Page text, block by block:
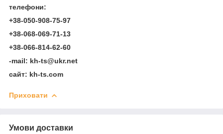
телефони:
+38-050-908-75-97
+38-068-069-71-13
+38-066-814-62-60
-mail: kh-ts@ukr.net
сайт: kh-ts.com
Приховати
Умови доставки